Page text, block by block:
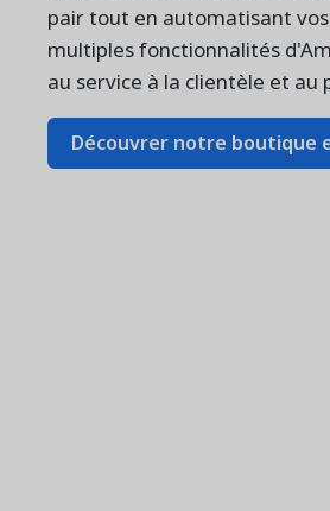
pair tout en automatisant
multiples fonctionnalités
au service à la clientèle et
Découvrer notre boutique